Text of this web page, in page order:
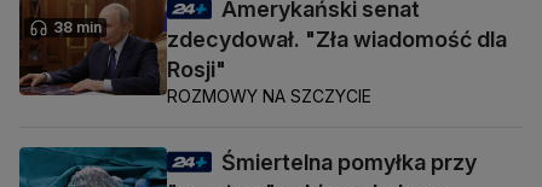
38 min
Amerykański senat
zdecydował. "Zła wiadomość dla
Rosji"
ROZMOWY NA SZCZYCIE
Śmiertelna pomyłka przy